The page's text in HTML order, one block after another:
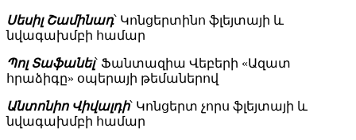
Սեսիլ Շամինադ՝ Կոնցերտինո ֆլեյտայի և
նվագախմբի համար
Պոլ Տաֆանել՝ Ֆանտազիա Վեբերի «Ազատ
հրաձիգը» օպերայի թեմաներով
Անտոնիո Վիվալդի՝ Կոնցերտ չորս ֆլեյտայի և
նվագախմբի համար